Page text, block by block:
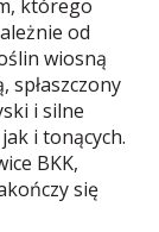
którego
od
wiosną
spłaszczony
i silne
i tonących.
BKK,
się